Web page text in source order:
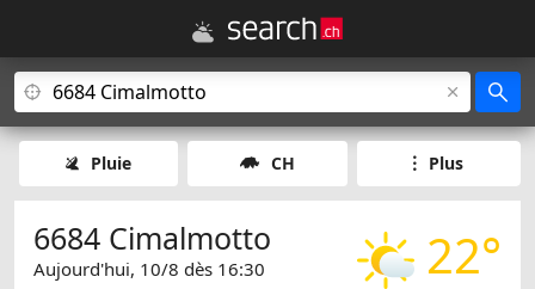
Pluie CH Plus
22°
6684 Cimalmotto
Aujourd'hui, 10/8 dès 16:30